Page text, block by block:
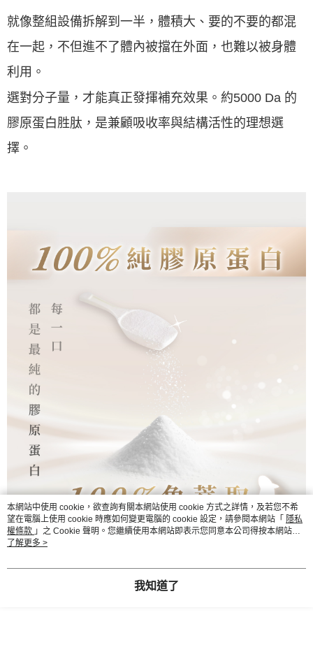
就像整組設備拆解到一半，體積大、要的不要的都混
在一起，不但進不了體內被擋在外面，也難以被身體
利用。
選對分子量，才能真正發揮補充效果。約5000 Da 的
膠原蛋白胜肽，是兼顧吸收率與結構活性的理想選
擇。
本網站中使用 cookie，欲查詢有關本網站使用 cookie 方式之詳情，及若您不希
望在電腦上使用 cookie 時應如何變更電腦的 cookie 設定，請參閱本網站「 隱私
權條款 」之 Cookie 聲明。您繼續使用本網站即表示您同意本公司得按本網站使
用條款之 Cookie 聲明使用 cookie。
了解更多 >
我知道了